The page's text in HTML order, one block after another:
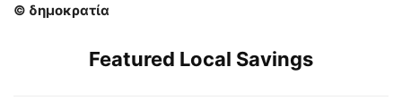
© δημοκρατία
Featured Local Savings